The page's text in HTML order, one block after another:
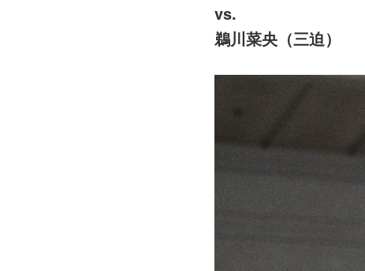
vs.
鵜川菜央（三迫）